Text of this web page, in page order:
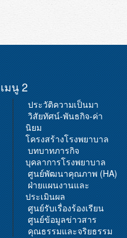
เมนู 2
ประวัติความเป็นมา
วิสัยทัศน์-พันธกิจ-ค่า
นิยม
โครงสร้างโรงพยาบาล
บทบาทภารกิจ
บุคลาการโรงพยาบาล
ศูนย์พัฒนาคุณภาพ (HA)
ฝ่ายแผนงานและ
ประเมินผล
ศูนย์รับเรื่องร้องเรียน
ศูนย์ข้อมูลข่าวสาร
คุณธรรมและจริยธรรม